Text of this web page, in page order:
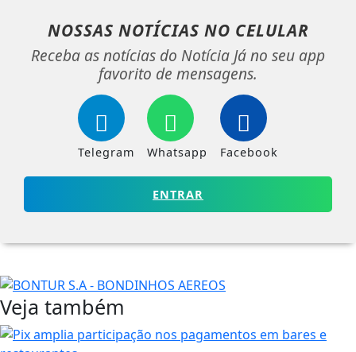
NOSSAS NOTÍCIAS NO CELULAR
Receba as notícias do Notícia Já no seu app
favorito de mensagens.
Telegram Whatsapp Facebook
ENTRAR
Veja também